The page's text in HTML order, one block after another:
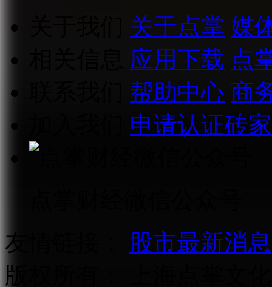
关于点掌 媒
应用下载 点
帮助中心 商
申请认证砖家
友情链接：
股市最新消息
版权所有：